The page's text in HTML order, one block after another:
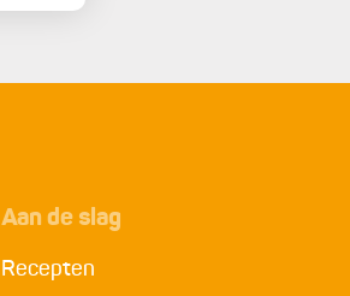
Aan de slag
Recepten